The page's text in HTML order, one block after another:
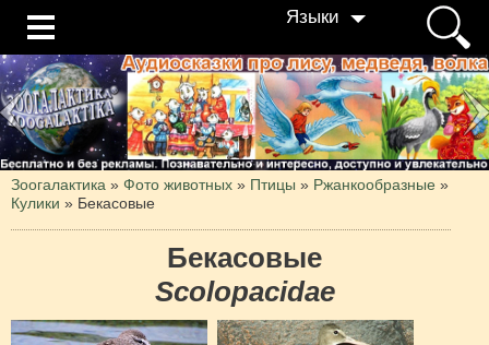
Языки
Зоогалактика » Фото животных » Птицы » Ржанкообразные »
Кулики » Бекасовые
Бекасовые
Scolopacidae